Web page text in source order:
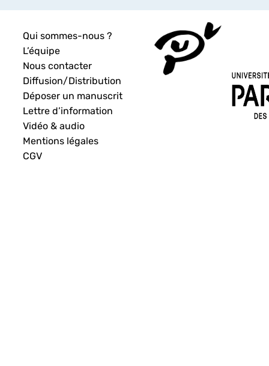
Qui sommes-nous ?
L’équipe
Nous contacter
Diffusion/Distribution
Déposer un manuscrit
Lettre d’information
Vidéo & audio
Mentions légales
CGV